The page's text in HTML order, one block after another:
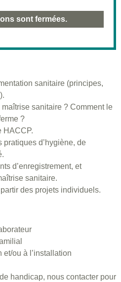
sont fermées.
sanitaire (principes,
maîtrise sanitaire ? Comment le
?
HACCP.
pratiques d’hygiène, de
d’enregistrement, et
sanitaire.
des projets individuels.
ou à l’installation
handicap, nous contacter pour